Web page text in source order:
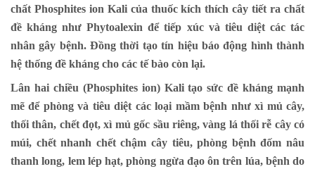
chất Phosphites ion Kali của thuốc kích thích cây tiết ra chất
đề kháng như Phytoalexin để tiếp xúc và tiêu diệt các tác
nhân gây bệnh. Đồng thời tạo tín hiệu báo động hình thành
hệ thống đề kháng cho các tế bào còn lại.
Lân hai chiều (Phosphites ion) Kali tạo sức đề kháng mạnh
mẽ để phòng và tiêu diệt các loại mầm bệnh như xì mủ cây,
thối thân, chết đọt, xì mủ gốc sầu riêng, vàng lá thối rễ cây có
múi, chết nhanh chết chậm cây tiêu, phòng bệnh đốm nâu
thanh long, lem lép hạt, phòng ngừa đạo ôn trên lúa, bệnh do